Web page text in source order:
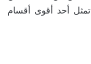
تمثل أحد أقوى أقسام